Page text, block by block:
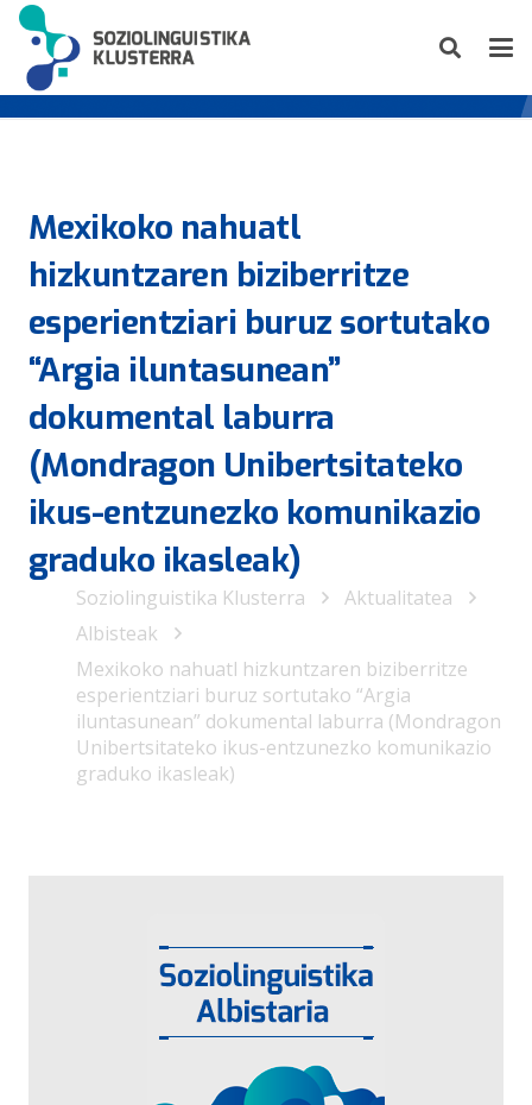
Mexikoko nahuatl
hizkuntzaren biziberritze
esperientziari buruz sortutako
“Argia iluntasunean”
dokumental laburra
(Mondragon Unibertsitateko
ikus-entzunezko komunikazio
graduko ikasleak)
Soziolinguistika Klusterra
Aktualitatea
Albisteak
Mexikoko nahuatl hizkuntzaren biziberritze
esperientziari buruz sortutako “Argia
iluntasunean” dokumental laburra (Mondragon
Unibertsitateko ikus-entzunezko komunikazio
graduko ikasleak)